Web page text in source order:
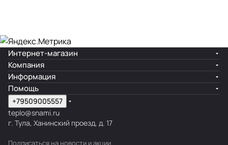
Интернет-магазин
Компания
Информация
Помощь
+79509005557
teplo@snami.ru
г. Тула, Ханинский проезд, д. 17
Подписаться на новости и акции